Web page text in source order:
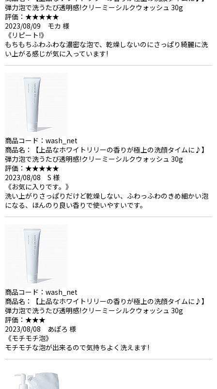
弾力泡で洗うたび透明感!クリーミーシルクウォッシュ 30g
評価：★★★★★
2023/08/09 モカ 様
《リピート!》
もちもちふわふわな濃密な泡で、乾燥しないのにさっぱり綺麗に洗
い上がる感じが気に入っています!
商品コード：wash_net
商品名：【上品なホワイトリリーの香りが極上の洗顔タイムに♪】
弾力泡で洗うたび透明感!クリーミーシルクウォッシュ 30g
評価：★★★★★
2023/08/08 S 様
《お気に入りです。》
洗い上がりさっぱりだけど乾燥しない、ふわっふわのきめ細かい泡
になる、ほんのり良い香りで使いやすいです。
商品コード：wash_net
商品名：【上品なホワイトリリーの香りが極上の洗顔タイムに♪】
弾力泡で洗うたび透明感!クリーミーシルクウォッシュ 30g
評価：★★★
2023/08/08 あぽろ 様
《モチモチ泡》
モチモチな泡が出来るので気持ちよく洗えます!